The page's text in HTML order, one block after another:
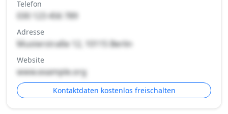
Telefon
030 123 456 789
Adresse
Musterstraße 12, 10115 Berlin
Website
www.example.org
Kontaktdaten kostenlos freischalten